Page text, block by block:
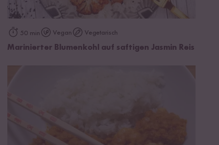
50 min Vegan Vegetarisch
Marinierter Blumenkohl auf saftigen Jasmin Reis